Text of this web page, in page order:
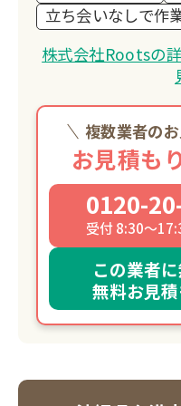
立ち会いなしで作
株式会社Rootsの
複数業者の
お見積も
0120-
受付 8:30～
この業者
無料お見